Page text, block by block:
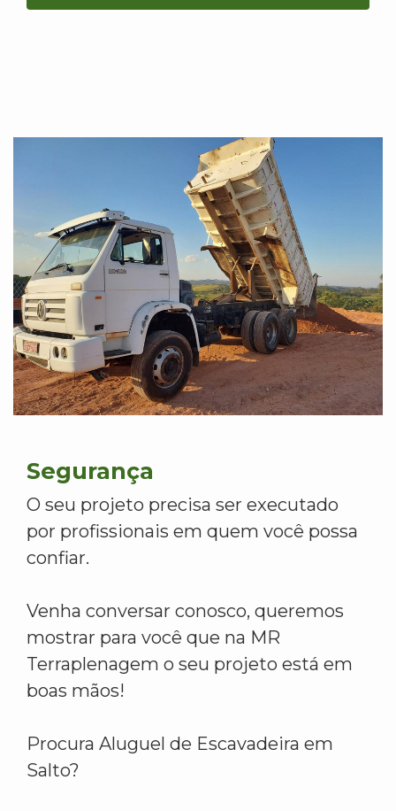
Segurança
O seu projeto precisa ser executado
por profissionais em quem você possa
confiar.
Venha conversar conosco, queremos
mostrar para você que na MR
Terraplenagem o seu projeto está em
boas mãos!
Procura Aluguel de Escavadeira em
Salto?